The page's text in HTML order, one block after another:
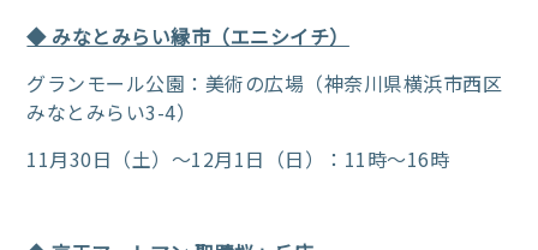
◆ みなとみらい縁市（エニシイチ）
グランモール公園：美術の広場（神奈川県横浜市西区
みなとみらい3-4）
11月30日（土）～12月1日（日）：11時～16時